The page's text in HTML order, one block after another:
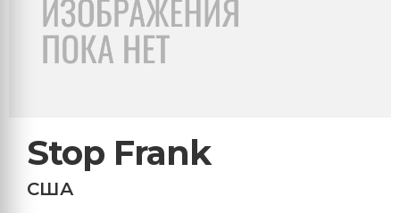
Stop Frank
США